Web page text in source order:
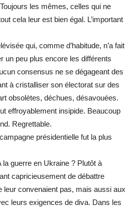
les mêmes, celles qui ne
cela leur est bien égal. L’important
qui, comme d’habitude, n’a fait
un peu plus encore les différents
consensus ne se dégageant des
à cristalliser son électorat sur des
obsolètes, déchues, désavouées.
effroyablement insipide. Beaucoup
Regrettable.
présidentielle fut la plus
la guerre en Ukraine ? Plutôt à
capricieusement de débattre
leur convenaient pas, mais aussi aux
leurs exigences de diva. Dans les